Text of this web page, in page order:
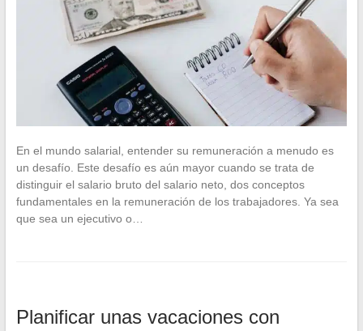
En el mundo salarial, entender su remuneración a menudo es
un desafío. Este desafío es aún mayor cuando se trata de
distinguir el salario bruto del salario neto, dos conceptos
fundamentales en la remuneración de los trabajadores. Ya sea
que sea un ejecutivo o…
Planificar unas vacaciones con